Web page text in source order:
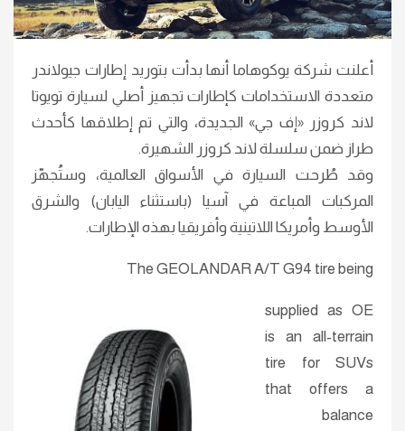
أعلنت شركة يوكوهاما أنها بدأت بتوريد إطارات جيولاندر
متعددة الاستخدامات كإطارات تجهيز أصلي لسيارة تويوتا
لاند كروزر «إف جي» الجديدة، والتي تم إطلاقها كأحدث
طراز ضمن سلسلة لاند كروزر الشهيرة.
وقد طُرحت السيارة في الأسواق العالمية، وستُجهّز
المركبات المباعة في آسيا (باستثناء اليابان) والشرق
الأوسط وأمريكا اللاتينية وأفريقيا بهذه الإطارات.
The GEOLANDAR A/T G94 tire being
supplied as OE
is an all-terrain
tire for SUVs
that offers a
balance